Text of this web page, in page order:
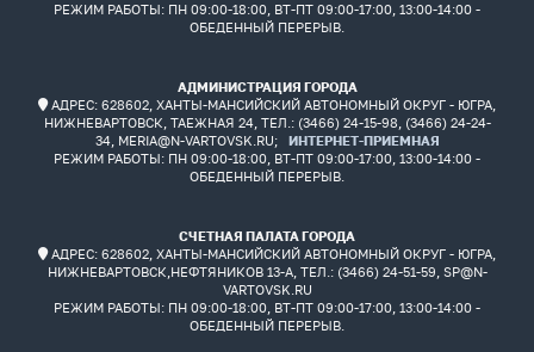
РЕЖИМ РАБОТЫ: ПН 09:00-18:00, ВТ-ПТ 09:00-17:00, 13:00-14:00 -
ОБЕДЕННЫЙ ПЕРЕРЫВ.
АДМИНИСТРАЦИЯ ГОРОДА
АДРЕС: 628602, ХАНТЫ-МАНСИЙСКИЙ АВТОНОМНЫЙ ОКРУГ - ЮГРА,
НИЖНЕВАРТОВСК, ТАЕЖНАЯ 24, ТЕЛ.: (3466) 24-15-98, (3466) 24-24-
34, MERIA@N-VARTOVSK.RU; ИНТЕРНЕТ-ПРИЕМНАЯ
РЕЖИМ РАБОТЫ: ПН 09:00-18:00, ВТ-ПТ 09:00-17:00, 13:00-14:00 -
ОБЕДЕННЫЙ ПЕРЕРЫВ.
СЧЕТНАЯ ПАЛАТА ГОРОДА
АДРЕС: 628602, ХАНТЫ-МАНСИЙСКИЙ АВТОНОМНЫЙ ОКРУГ - ЮГРА,
НИЖНЕВАРТОВСК,НЕФТЯНИКОВ 13-А, ТЕЛ.: (3466) 24-51-59, SP@N-
VARTOVSK.RU
РЕЖИМ РАБОТЫ: ПН 09:00-18:00, ВТ-ПТ 09:00-17:00, 13:00-14:00 -
ОБЕДЕННЫЙ ПЕРЕРЫВ.